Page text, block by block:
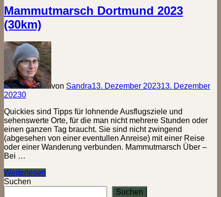
km)
Mammutmarsch Dortmund 2023
(30km)
von Sandra13. Dezember 202313. Dezember
20230
Quickies sind Tipps für lohnende Ausflugsziele und
sehenswerte Orte, für die man nicht mehrere Stunden oder
einen ganzen Tag braucht. Sie sind nicht zwingend
(abgesehen von einer eventullen Anreise) mit einer Reise
oder einer Wanderung verbunden. Mammutmarsch Über –
Bei …
Mammutmarsch
Dortmund
Weiterlesen
Suchen
Suchen